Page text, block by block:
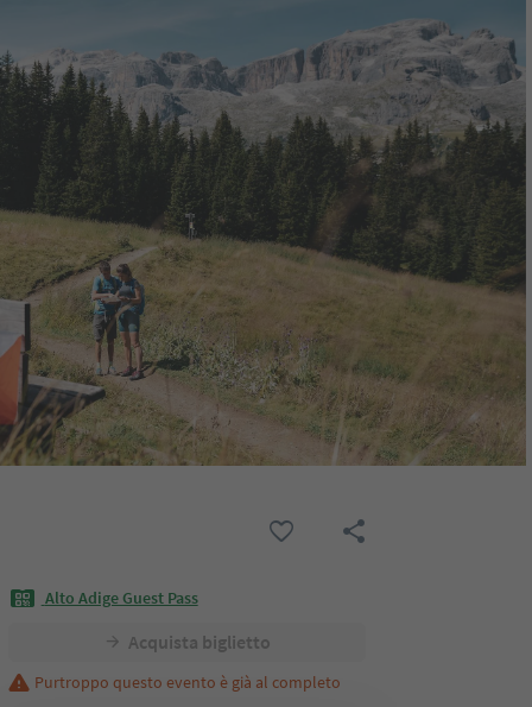
Alto Adige Guest Pass
Acquista biglietto
Purtroppo questo evento è già al completo